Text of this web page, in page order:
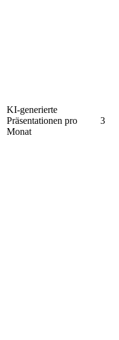
KI-generierte
Präsentationen pro
Monat
3